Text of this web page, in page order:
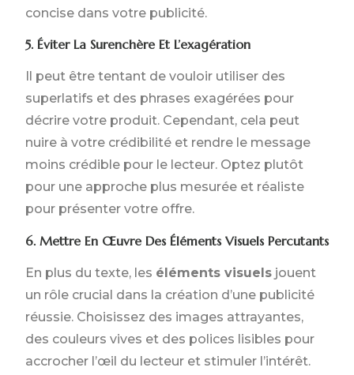
concise dans votre publicité.
5. Éviter La Surenchère Et L’exagération
Il peut être tentant de vouloir utiliser des
superlatifs et des phrases exagérées pour
décrire votre produit. Cependant, cela peut
nuire à votre crédibilité et rendre le message
moins crédible pour le lecteur. Optez plutôt
pour une approche plus mesurée et réaliste
pour présenter votre offre.
6. Mettre En Œuvre Des Éléments Visuels Percutants
En plus du texte, les éléments visuels jouent
un rôle crucial dans la création d’une publicité
réussie. Choisissez des images attrayantes,
des couleurs vives et des polices lisibles pour
accrocher l’œil du lecteur et stimuler l’intérêt.